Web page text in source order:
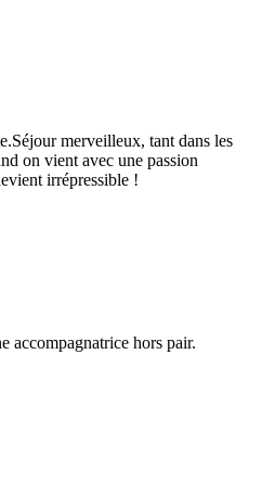
merveilleux, tant dans les
on vient avec une passion
irrépressible !
accompagnatrice hors pair.